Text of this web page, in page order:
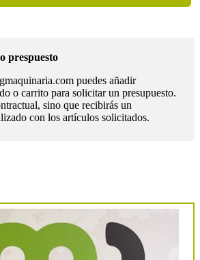
prespuesto
puedes añadir
o carrito para solicitar un presupuesto.
sino que recibirás un
con los artículos solicitados.